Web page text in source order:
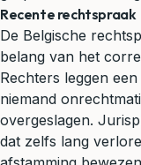
Recente rechtspraak
De Belgische
belang van het
Rechters leggen
niemand
overgeslagen.
dat zelfs lang